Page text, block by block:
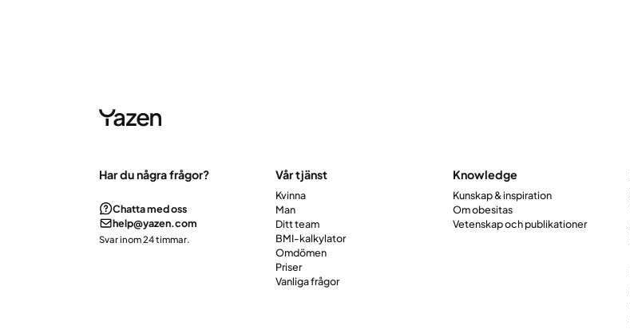
Har du några frågor?
Chatta med oss
help@yazen.com
Svar inom 24 timmar.
Vår tjänst
Kvinna
Man
Ditt team
BMI-kalkylator
Omdömen
Priser
Vanliga frågor
Knowledge
Kunskap & inspiration
Om obesitas
Vetenskap och publikationer